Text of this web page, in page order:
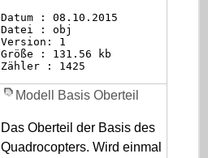
Datum : 08.10.2015
Datei : obj
Version: 1
Größe : 131.56 kb
Zähler : 1425
Modell Basis Oberteil
Das Oberteil der Basis des
Quadrocopters. Wird einmal